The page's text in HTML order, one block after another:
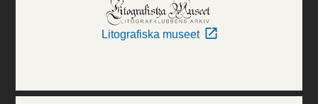
Litografiska museet